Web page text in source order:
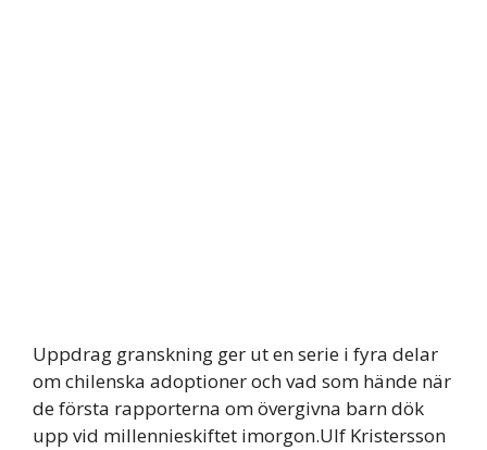
Uppdrag granskning ger ut en serie i fyra delar
om chilenska adoptioner och vad som hände när
de första rapporterna om övergivna barn dök
upp vid millennieskiftet imorgon.Ulf Kristersson